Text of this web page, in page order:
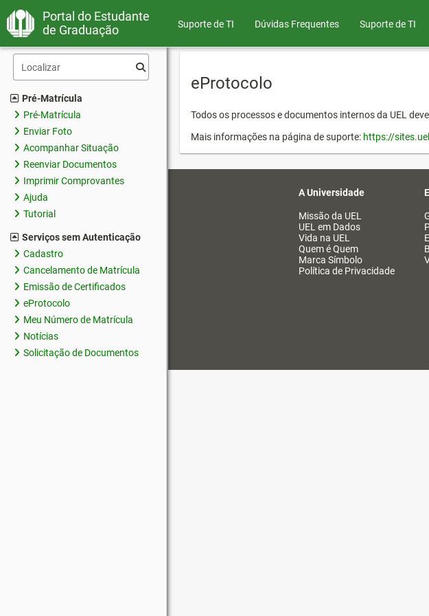
Portal do Estudante
de Graduação
Suporte de TI Dúvidas Frequentes Suporte de TI
Pré-Matrícula
Pré-Matrícula
Enviar Foto
Acompanhar Situação
Reenviar Documentos
Imprimir Comprovantes
Ajuda
Tutorial
Serviços sem Autenticação
Cadastro
Cancelamento de Matrícula
Emissão de Certificados
eProtocolo
Meu Número de Matrícula
Notícias
Solicitação de Documentos
eProtocolo
Todos os processos e documentos internos da UEL
Mais informações na página de suporte: https://
A Universidade
Missão da UEL
UEL em Dados
Vida na UEL
Quem é Quem
Marca Símbolo
Política de Privacidade